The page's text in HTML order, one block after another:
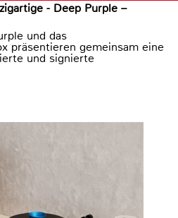
- Deep Purple –
und das
präsentieren gemeinsam eine
und signierte